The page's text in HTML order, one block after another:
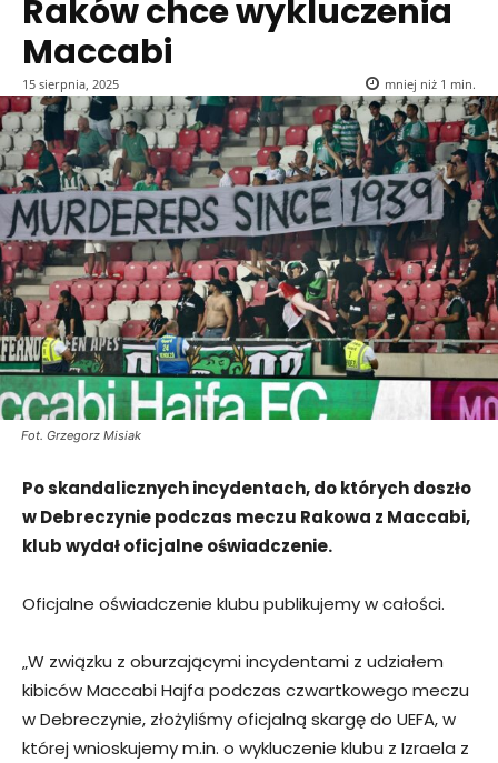
Raków chce wykluczenia
Maccabi
15 sierpnia, 2025 mniej niż 1 min.
Fot. Grzegorz Misiak
Po skandalicznych incydentach, do których doszło
w Debreczynie podczas meczu Rakowa z Maccabi,
klub wydał oficjalne oświadczenie.
Oficjalne oświadczenie klubu publikujemy w całości.
„W związku z oburzającymi incydentami z udziałem
kibiców Maccabi Hajfa podczas czwartkowego meczu
w Debreczynie, złożyliśmy oficjalną skargę do UEFA, w
której wnioskujemy m.in. o wykluczenie klubu z Izraela z